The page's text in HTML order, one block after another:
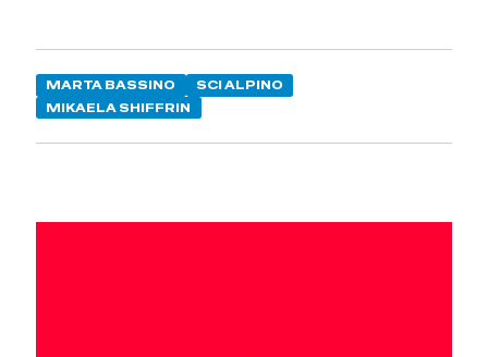
MARTA BASSINO
SCI ALPINO
MIKAELA SHIFFRIN